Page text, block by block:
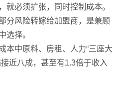
就必须扩张，同时控制成本。
分风险转嫁给加盟商，是兼顾
选择。
本中原料、房租、人力“三座大
近八成，甚至有1.3倍于收入